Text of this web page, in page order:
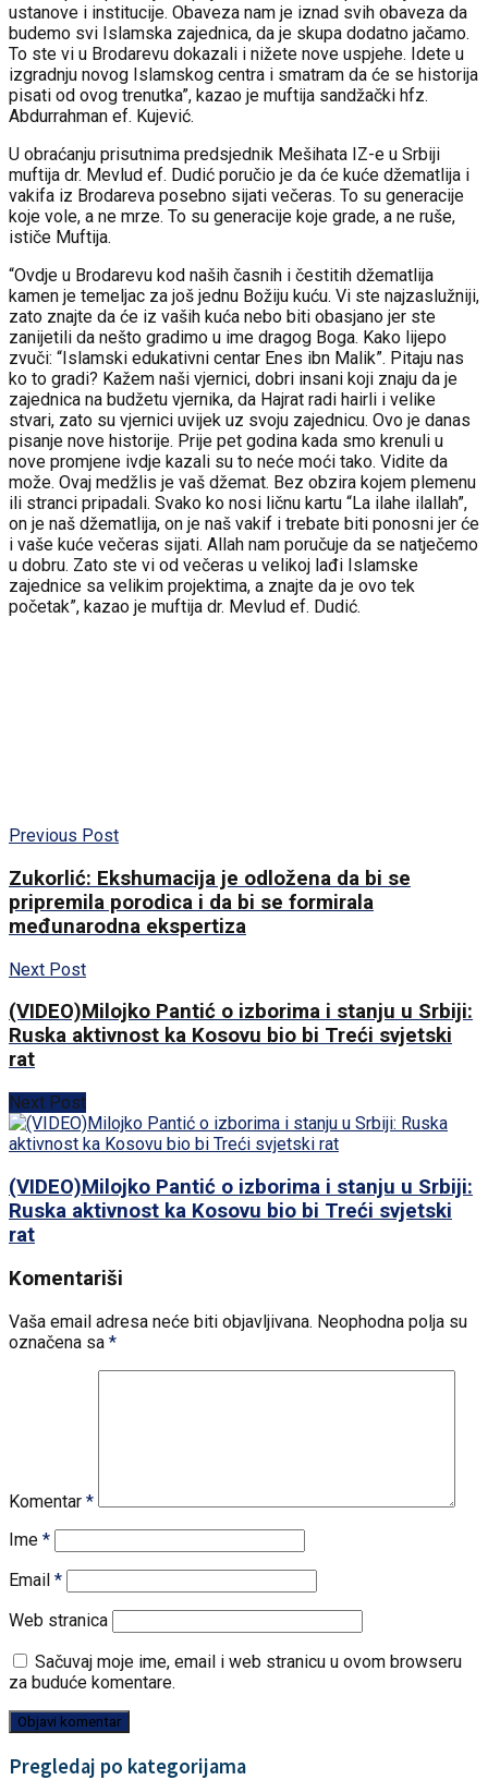
ustanove i institucije. Obaveza nam je iznad svih obaveza da
budemo svi Islamska zajednica, da je skupa dodatno jačamo.
To ste vi u Brodarevu dokazali i nižete nove uspjehe. Idete u
izgradnju novog Islamskog centra i smatram da će se historija
pisati od ovog trenutka”, kazao je muftija sandžački hfz.
Abdurrahman ef. Kujević.
U obraćanju prisutnima predsjednik Mešihata IZ-e u Srbiji
muftija dr. Mevlud ef. Dudić poručio je da će kuće džematlija i
vakifa iz Brodareva posebno sijati večeras. To su generacije
koje vole, a ne mrze. To su generacije koje grade, a ne ruše,
ističe Muftija.
“Ovdje u Brodarevu kod naših časnih i čestitih džematlija
kamen je temeljac za još jednu Božiju kuću. Vi ste najzaslužniji,
zato znajte da će iz vaših kuća nebo biti obasjano jer ste
zanijetili da nešto gradimo u ime dragog Boga. Kako lijepo
zvuči: “Islamski edukativni centar Enes ibn Malik”. Pitaju nas
ko to gradi? Kažem naši vjernici, dobri insani koji znaju da je
zajednica na budžetu vjernika, da Hajrat radi hairli i velike
stvari, zato su vjernici uvijek uz svoju zajednicu. Ovo je danas
pisanje nove historije. Prije pet godina kada smo krenuli u
nove promjene ivdje kazali su to neće moći tako. Vidite da
može. Ovaj medžlis je vaš džemat. Bez obzira kojem plemenu
ili stranci pripadali. Svako ko nosi ličnu kartu “La ilahe ilallah”,
on je naš džematlija, on je naš vakif i trebate biti ponosni jer će
i vaše kuće večeras sijati. Allah nam poručuje da se natječemo
u dobru. Zato ste vi od večeras u velikoj lađi Islamske
zajednice sa velikim projektima, a znajte da je ovo tek
početak”, kazao je muftija dr. Mevlud ef. Dudić.
Previous Post
Zukorlić: Ekshumacija je odložena da bi se
pripremila porodica i da bi se formirala
međunarodna ekspertiza
Next Post
(VIDEO)Milojko Pantić o izborima i stanju u Srbiji:
Ruska aktivnost ka Kosovu bio bi Treći svjetski
rat
Next Post
(VIDEO)Milojko Pantić o izborima i stanju u Srbiji:
Ruska aktivnost ka Kosovu bio bi Treći svjetski
rat
Komentariši
Vaša email adresa neće biti objavljivana. Neophodna polja su
označena sa *
Komentar *
Ime *
Email *
Web stranica
Sačuvaj moje ime, email i web stranicu u ovom browseru
za buduće komentare.
Pregledaj po kategorijama